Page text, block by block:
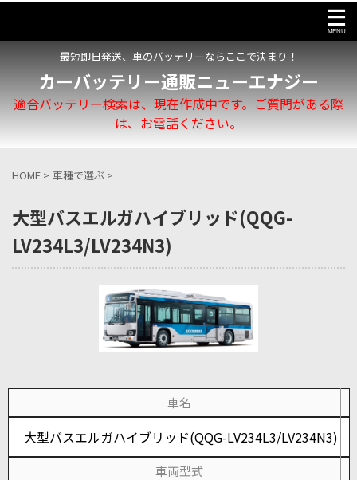
最短即日発送、車のバッテリーならここで決まり！
カーバッテリー通販ニューエナジー
適合バッテリー検索は、現在作成中です。ご質問がある際
は、お電話ください。
HOME > 車種で選ぶ >
大型バスエルガハイブリッド(QQG-
LV234L3/LV234N3)
車名
大型バスエルガハイブリッド(QQG-LV234L3/LV234N3)
車両型式